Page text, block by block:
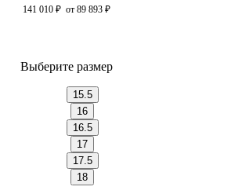
141 010 ₽ от 89 893 ₽
Выберите размер
15.5
16
16.5
17
17.5
18